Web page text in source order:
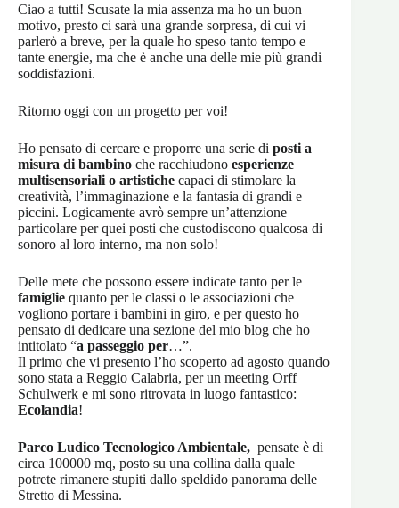
Ciao a tutti! Scusate la mia assenza ma ho un buon
motivo, presto ci sarà una grande sorpresa, di cui vi
parlerò a breve, per la quale ho speso tanto tempo e
tante energie, ma che è anche una delle mie più grandi
soddisfazioni.
Ritorno oggi con un progetto per voi!
Ho pensato di cercare e proporre una serie di posti a
misura di bambino che racchiudono esperienze
multisensoriali o artistiche capaci di stimolare la
creatività, l’immaginazione e la fantasia di grandi e
piccini. Logicamente avrò sempre un’attenzione
particolare per quei posti che custodiscono qualcosa di
sonoro al loro interno, ma non solo!
Delle mete che possono essere indicate tanto per le
famiglie quanto per le classi o le associazioni che
vogliono portare i bambini in giro, e per questo ho
pensato di dedicare una sezione del mio blog che ho
intitolato “a passeggio per…”.
Il primo che vi presento l’ho scoperto ad agosto quando
sono stata a Reggio Calabria, per un meeting Orff
Schulwerk e mi sono ritrovata in luogo fantastico:
Ecolandia!
Parco Ludico Tecnologico Ambientale, pensate è di
circa 100000 mq, posto su una collina dalla quale
potrete rimanere stupiti dallo speldido panorama delle
Stretto di Messina.